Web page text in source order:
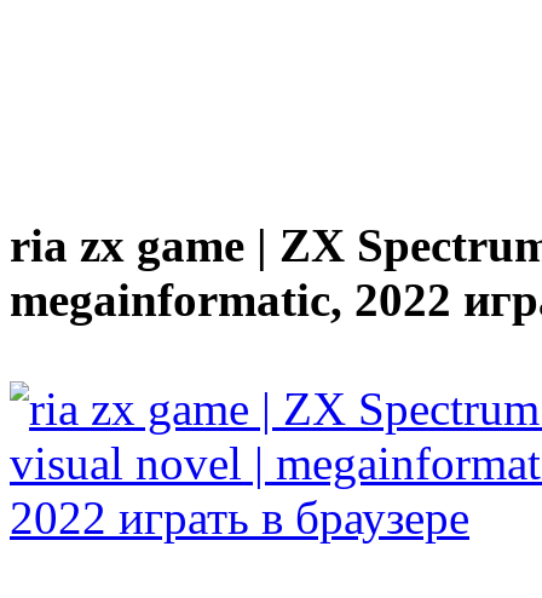
ria zx game | ZX
megainformatic, 2022